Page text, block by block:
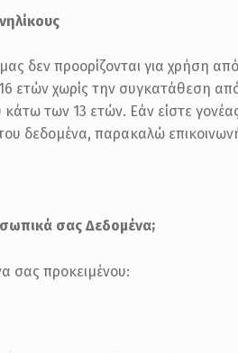
μας δεν προορίζονται για χρήση
ετών χωρίς την συγκατάθεση
των 13 ετών. Εάν είστε
δεδομένα, παρακαλώ
σας Δεδομένα;
σας προκειμένου: